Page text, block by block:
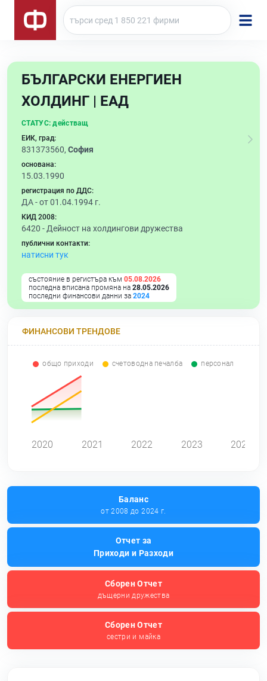
БЪЛГАРСКИ ЕНЕРГИЕН
ХОЛДИНГ | ЕАД
СТАТУС: действащ
ЕИК, град:
831373560, София
основана:
15.03.1990
регистрация по ДДС:
ДА - от 01.04.1994 г.
КИД 2008:
6420 - Дейност на холдингови дружества
публични контакти:
натисни тук
състояние в регистъра към 05.08.2026
последна вписана промяна на 28.05.2026
последни финансови данни за 2024
ФИНАНСОВИ ТРЕНДОВЕ
общо приходи счетоводна печалба персонал
2020 2021 2022 2023 2024
Баланс
от 2008 до 2024 г.
Отчет за
Приходи и Разходи
Сборен Отчет
дъщерни дружества
Сборен Отчет
сестри и майка